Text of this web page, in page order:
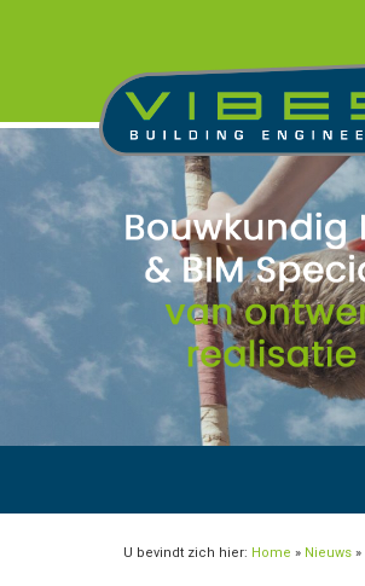
U bevindt zich hier: Home » Nieuws »